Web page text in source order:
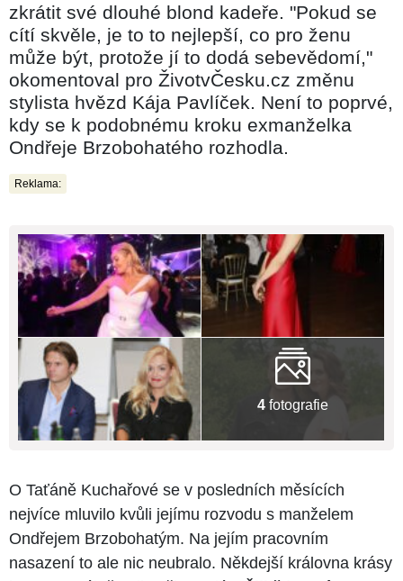
zkrátit své dlouhé blond kadeře. "Pokud se
cítí skvěle, je to to nejlepší, co pro ženu
může být, protože jí to dodá sebevědomí,"
okomentoval pro ŽivotvČesku.cz změnu
stylista hvězd Kája Pavlíček. Není to poprvé,
kdy se k podobnému kroku exmanželka
Ondřeje Brzobohatého rozhodla.
Reklama:
4 fotografie
O Taťáně Kuchařové se v posledních měsících
nejvíce mluvilo kvůli jejímu rozvodu s manželem
Ondřejem Brzobohatým. Na jejím pracovním
nasazení to ale nic neubralo. Někdejší královna krásy